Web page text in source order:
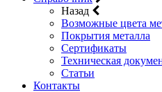
Назад
Возможные цвета
Покрытия металла
Сертификаты
Техническая
Статьи
Контакты